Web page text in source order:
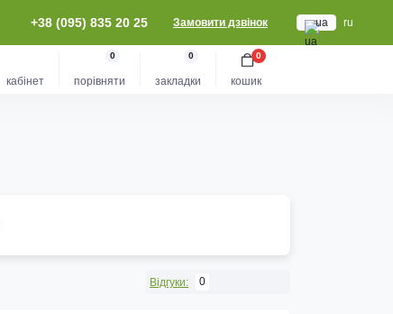
+38 (095) 835 20 25 Замовити дзвінок ua ru
кабінет порівняти
0
закладки
0
кошик
0
Відгуки: 0